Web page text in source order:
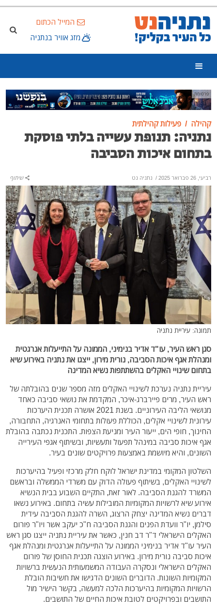
המייל הכתום
מזג אוויר בנתניה
פרסומת
קהילה פעילות קהילתית
נתניה: תנופת עשייה בלתי פוסקת
בתחום איכות הסביבה
רביעי, 26 פברואר 2025 / נתניה נט שיתוף
תמונה: עיריית נתניה
סגן ראש העיר, עו"ד אדיר בנימיני, הממונה על התייעלות אנרגטית
ומנהלת אגף איכות הסביבה, נורית מירון, ייצגו את נתניה באירוע שיא
בתחום שינויי האקלים בהשתתפות נשיא המדינה
עיריית נתניה נערכת לשינויי האקלים מזה מספר שנים בהובלתה של
ראש העיר, מרים פיירברג-איכר, המקדמת את נושאי סביבה כאחד
מנושאי הליבה העירוניים. בשנת 2021 אושרה תכנית היערכות
עירונית לשינויי אקלים, הכוללת פעולות בתחומי האנרגיה, התחבורה,
החינוך, חופי הים, ייעור העיר ומניעת הצפות. התכנית נכתבה בהובלת
אגף איכות סביבה במינהל תפעול ותעשיות, ובשיתוף אגפי העירייה
השונים, והיא מיושמת באמצעות פרויקטים שונים בעיר.
השלטון המקומי במדינת ישראל לוקח חלק מרכזי ופעיל בהיערכות
לשינויי האקלים, בשיתוף פעולה הדוק עם משרדי הממשלה ובראשם
המשרד להגנת הסביבה. לאור זאת, התקיים השבוע בבית הנשיא
אירוע שיא לרשויות המקומיות המובילות עשיה בתחום. באירוע נשאו
דברים נשיא המדינה יצחק הרצוג, השרה להגנת הסביבה עידית
סילמן, יו"ר וועדת הפנים והגנת הסביבה ח"כ יעקב אשר ויו"ר פורום
האקלים הישראלי ד"ר דב חנין, כאשר את עיריית נתניה ייצגו סגן ראש
העיר עו"ד אדיר בנימיני הממונה על התייעלות אנרגטית ומנהלת אגף
איכות סביבה נורית מירון. באירוע הוצגה תכנית החוסן של פורום
האקלים הישראלי ונסקרה העבודה המשמעותית הנעשית ברשויות
המקומיות השונות. הדוברים השונים הדגישו את חשיבות הובלת
הרשויות המקומיות בהיערכות הלכה למעשה, בקשר הישיר מול
התושבים ובפרויקטים לטובת איכות החיים של התושבים.